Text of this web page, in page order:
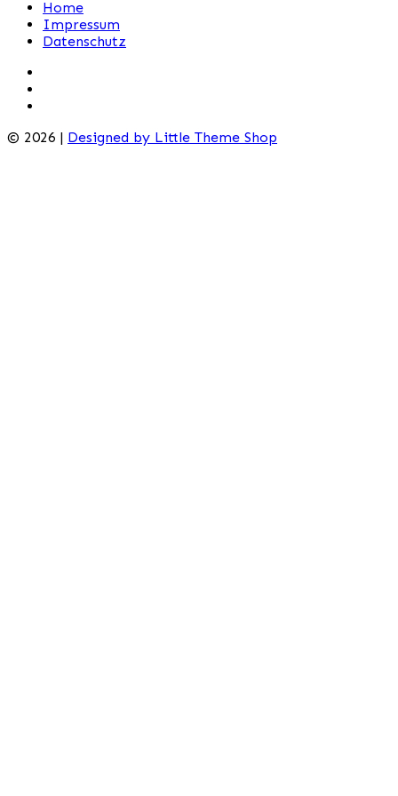
Home
Impressum
Datenschutz
© 2026 | Designed by Little Theme Shop